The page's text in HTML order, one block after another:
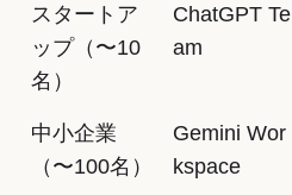
スタートア
ップ（〜10
名）
ChatGPT Te
am
中小企業
（〜100名）
Gemini Wor
kspace